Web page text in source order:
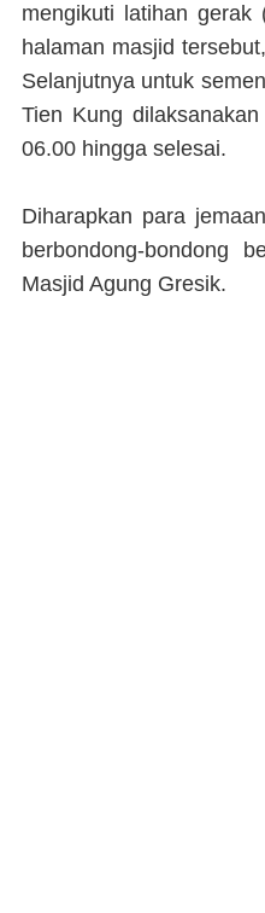
mengikuti latihan
halaman masjid
Selanjutnya untuk
Tien Kung
06.00 hingga selesai.
Diharapkan para
berbondong-bondong
Masjid Agung Gresik.